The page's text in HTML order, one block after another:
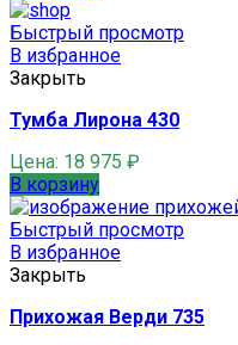
Быстрый просмотр
В избранное
Закрыть
Тумба Лирона 430
Цена: 18 975 ₽
В корзину
Быстрый просмотр
В избранное
Закрыть
Прихожая Верди 735